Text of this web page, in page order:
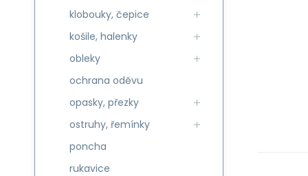
klobouky, čepice
košile, halenky
obleky
ochrana oděvu
opasky, přezky
ostruhy, řemínky
poncha
rukavice